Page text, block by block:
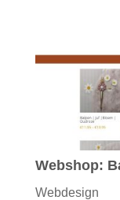
Webshop:
Webdesign